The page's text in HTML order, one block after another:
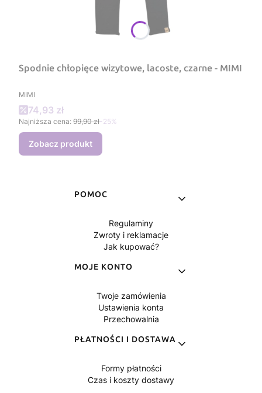
Spodnie chłopięce wizytowe, lacoste, czarne - MIMI
PRODUCENT
MIMI
Cena promocyjna
74,93 zł
Najniższa cena: 99,90 zł-25%
Zobacz produkt
Linki w stopce
POMOC
Regulaminy
Zwroty i reklamacje
Jak kupować?
MOJE KONTO
Twoje zamówienia
Ustawienia konta
Przechowalnia
PŁATNOŚCI I DOSTAWA
Formy płatności
Czas i koszty dostawy